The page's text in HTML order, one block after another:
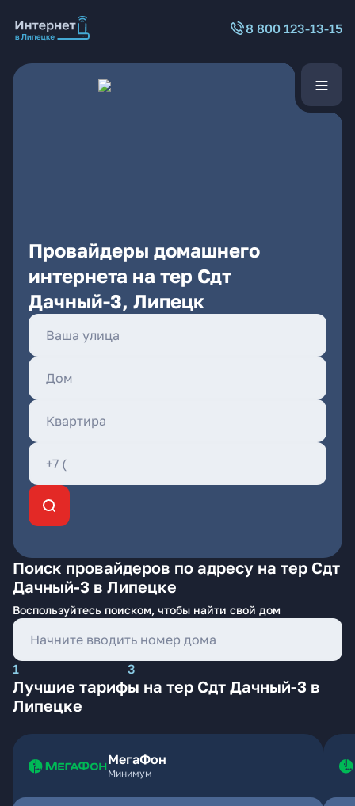
8 800 123-13-15
Провайдеры домашнего
интернета на тер Сдт
Дачный-3, Липецк
Поиск провайдеров по адресу на тер Сдт
Дачный-3 в Липецке
Воспользуйтесь поиском, чтобы найти свой дом
1 3
Лучшие тарифы на тер Сдт Дачный-3 в
Липецке
МегаФон
Минимум